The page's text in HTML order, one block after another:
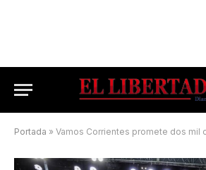
Portada » Vamos Corrientes promete dos mil cuadras